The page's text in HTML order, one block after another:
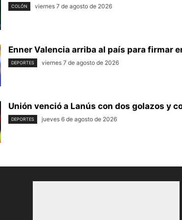
COLÓN viernes 7 de agosto de 2026
Enner Valencia arriba al país para firmar
DEPORTES viernes 7 de agosto de 2026
Unión venció a Lanús con dos golazos y
DEPORTES jueves 6 de agosto de 2026